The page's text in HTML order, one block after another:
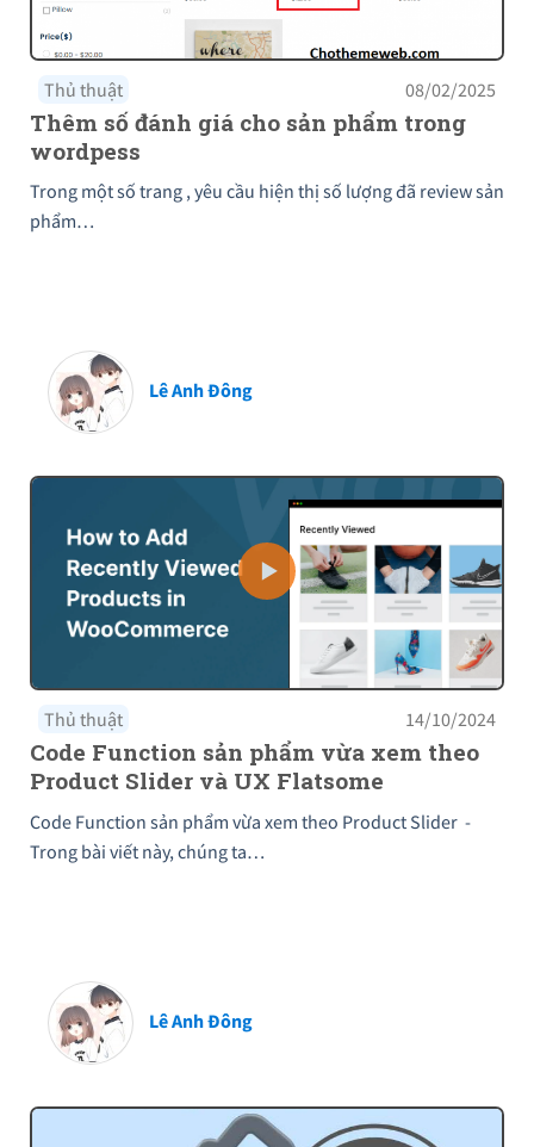
Thủ thuật 08/02/2025
Thêm số đánh giá cho sản phẩm trong
wordpess
Trong một số trang , yêu cầu hiện thị số lượng đã review sản
phẩm…
Lê Anh Đông
Thủ thuật 14/10/2024
Code Function sản phẩm vừa xem theo
Product Slider và UX Flatsome
Code Function sản phẩm vừa xem theo Product Slider -
Trong bài viết này, chúng ta…
Lê Anh Đông